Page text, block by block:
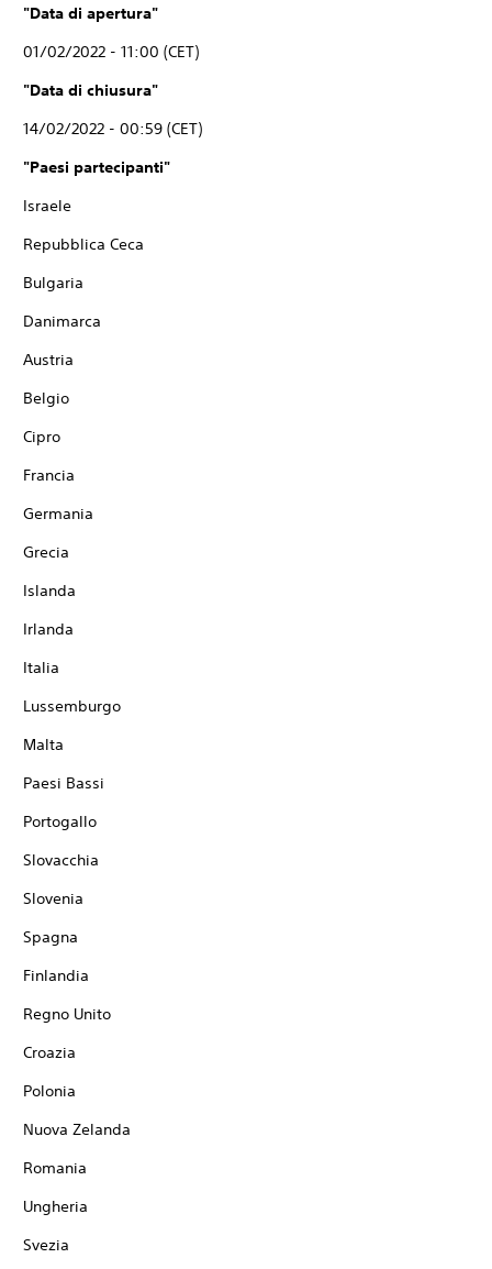
"Data di apertura"
01/02/2022 - 11:00 (CET)
"Data di chiusura"
14/02/2022 - 00:59 (CET)
"Paesi partecipanti"
Israele
Repubblica Ceca
Bulgaria
Danimarca
Austria
Belgio
Cipro
Francia
Germania
Grecia
Islanda
Irlanda
Italia
Lussemburgo
Malta
Paesi Bassi
Portogallo
Slovacchia
Slovenia
Spagna
Finlandia
Regno Unito
Croazia
Polonia
Nuova Zelanda
Romania
Ungheria
Svezia